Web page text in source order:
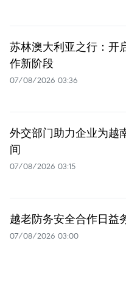
苏林澳大利亚之行：开
作新阶段
07/08/2026 03:36
外交部门助力企业为越
间
07/08/2026 03:15
越老防务安全合作日益
07/08/2026 03:00